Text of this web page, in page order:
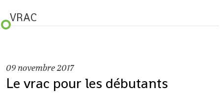
VRAC
09novembre 2017
Le vrac pour les débutants